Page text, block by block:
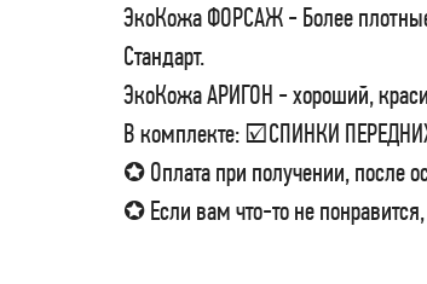
ЭкоКожа ФОРСАЖ - Более
Стандарт.
ЭкоКожа АРИГОН - хороший,
В комплекте: ☑СПИНКИ
✪ Оплата при получении, после
✪ Если вам что-то не